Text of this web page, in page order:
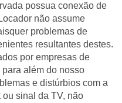
possua conexão de
não assume
problemas de
resultantes destes.
por empresas de
além do nosso
e distúrbios com a
sinal da TV, não